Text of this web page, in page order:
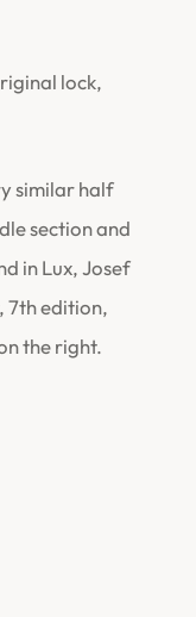
lock,
similar half
section and
in Lux, Josef
7th edition,
the right.